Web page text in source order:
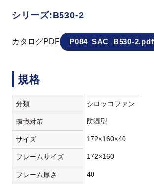
シリーズ:B530-2
カタログPDF P084_SAC_B530-2.pdf
規格
分類 シロッコファン
環境対策 防湿型
サイズ 172×160×40
フレームサイズ 172×160
フレーム厚さ 40